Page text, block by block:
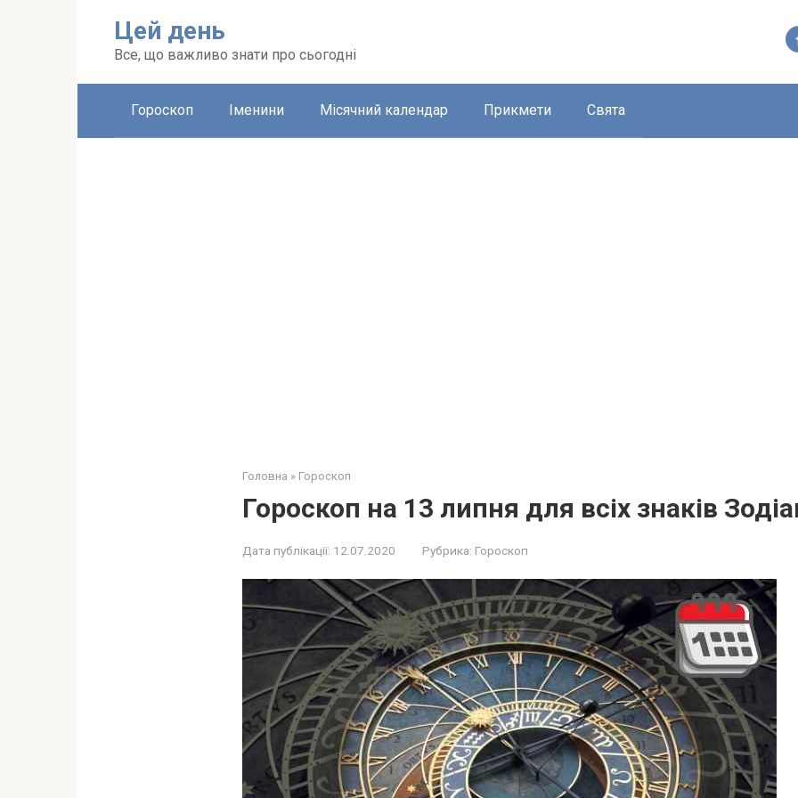
Цей день
Все, що важливо знати про сьогодні
Гороскоп Іменини Місячний календар Прикмети Свята
Головна » Гороскоп
Гороскоп на 13 липня для всіх знаків
Дата публікації: 12.07.2020 Рубрика: Гороскоп